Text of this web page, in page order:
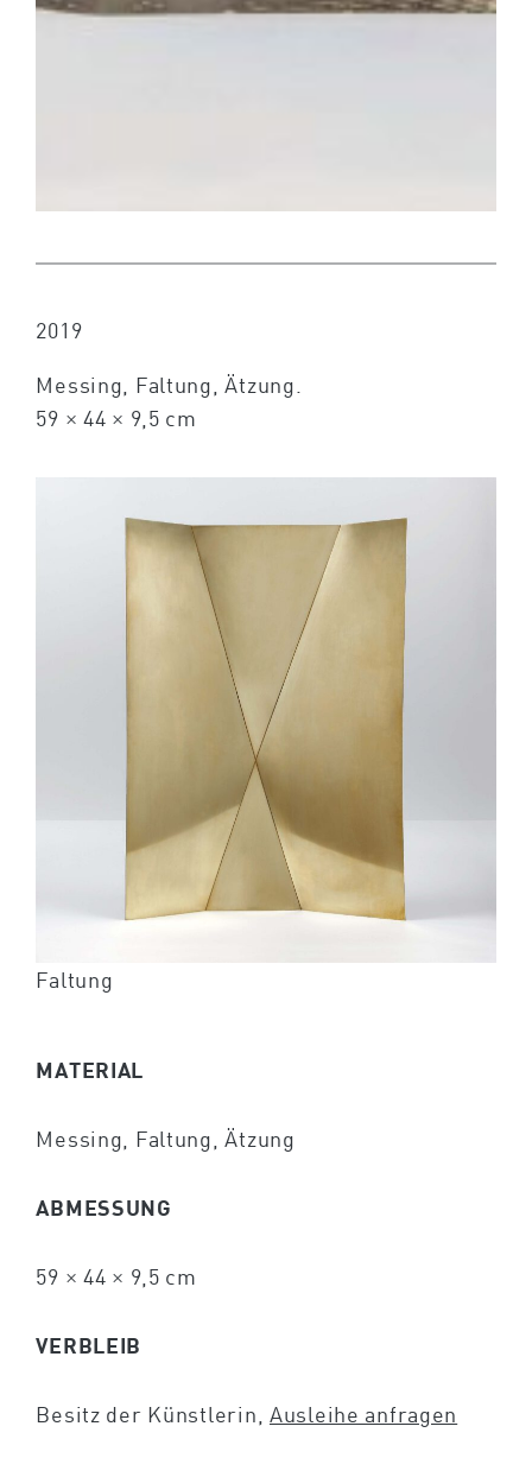
2019
Messing, Faltung, Ätzung.
59 × 44 × 9,5 cm
Faltung
MATERIAL
Messing, Faltung, Ätzung
ABMESSUNG
59 × 44 × 9,5 cm
VERBLEIB
Besitz der Künstlerin, Ausleihe anfragen